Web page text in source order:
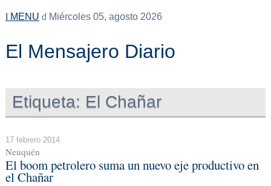
MENU Miércoles 05, agosto 2026
El Mensajero Diario
Etiqueta: El Chañar
17 febrero 2014
Neuquén
El boom petrolero suma un nuevo eje productivo en
el Chañar